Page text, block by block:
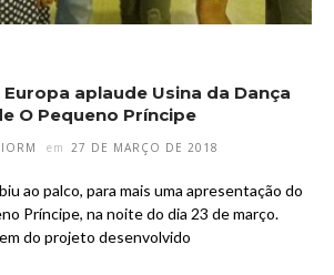
aplaude Usina da Dança
O Pequeno Príncipe
em 27 DE MARÇO DE 2018
ao palco, para mais uma apresentação do
Príncipe, na noite do dia 23 de março.
do projeto desenvolvido